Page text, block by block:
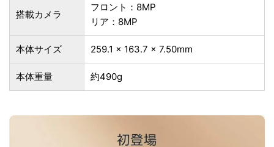
搭載カメラ
フロント：8MP
リア：8MP
本体サイズ 259.1 x 163.7 x 7.50mm
本体重量 約490g